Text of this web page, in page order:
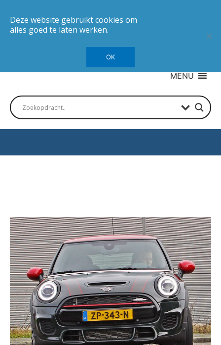
MENU
Deze website gebruikt cookies om
alles goed te laten werken.
OK